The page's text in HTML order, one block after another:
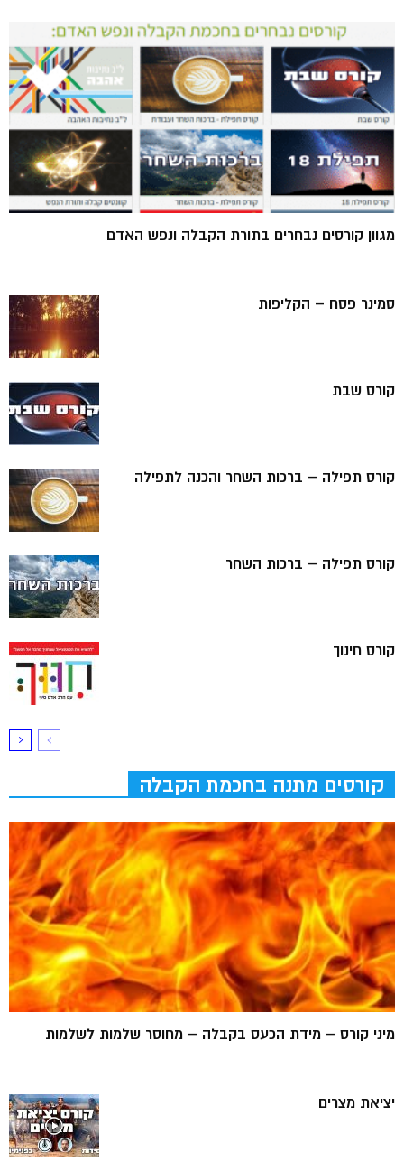
מגוון קורסים נבחרים בתורת הקבלה ונפש האדם
סמינר פסח – הקליפות
קורס שבת
קורס תפילה – ברכות השחר והכנה לתפילה
קורס תפילה – ברכות השחר
קורס חינוך
קורסים מתנה בחכמת הקבלה
מיני קורס – מידת הכעס בקבלה – מחוסר שלמות לשלמות
יציאת מצרים